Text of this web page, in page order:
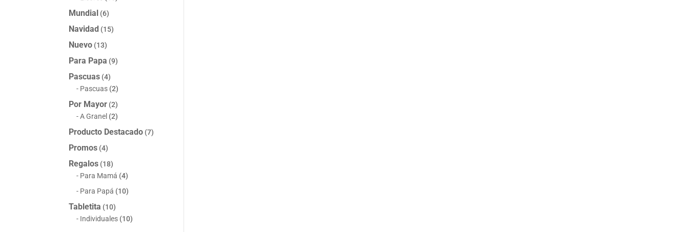
Mundial (6)
Navidad (15)
Nuevo (13)
Para Papa (9)
Pascuas (4)
Pascuas (2)
Por Mayor (2)
A Granel (2)
Producto Destacado (7)
Promos (4)
Regalos (18)
Para Mamá (4)
Para Papá (10)
Tabletita (10)
Individuales (10)